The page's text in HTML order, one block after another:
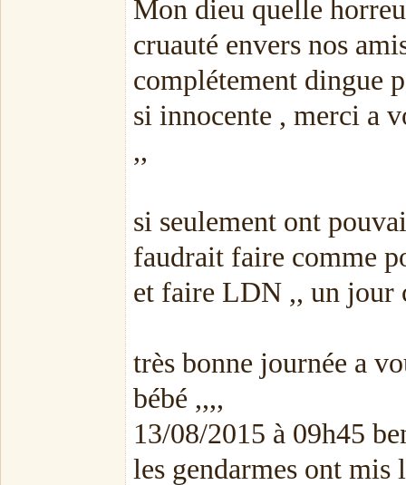
Mon dieu quelle
cruauté envers nos
complétement dingue
si innocente , merci a
,,
si seulement ont
faudrait faire comme
et faire LDN ,, un jour
très bonne journée a
bébé ,,,,
13/08/2015 à 09h45
les gendarmes ont mis